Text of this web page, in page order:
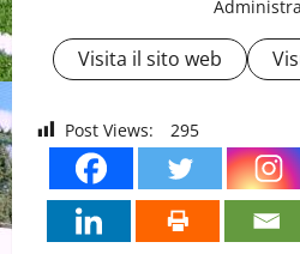
Visita il sito web
Post Views: 295